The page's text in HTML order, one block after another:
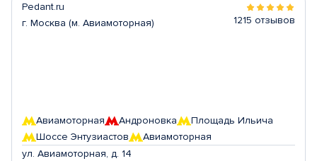
Pedant.ru
г. Москва (м. Авиамоторная)
1215 отзывов
Авиамоторная Андроновка
Площадь Ильича
Шоссе Энтузиастов
Авиамоторная
ул. Авиамоторная, д. 14